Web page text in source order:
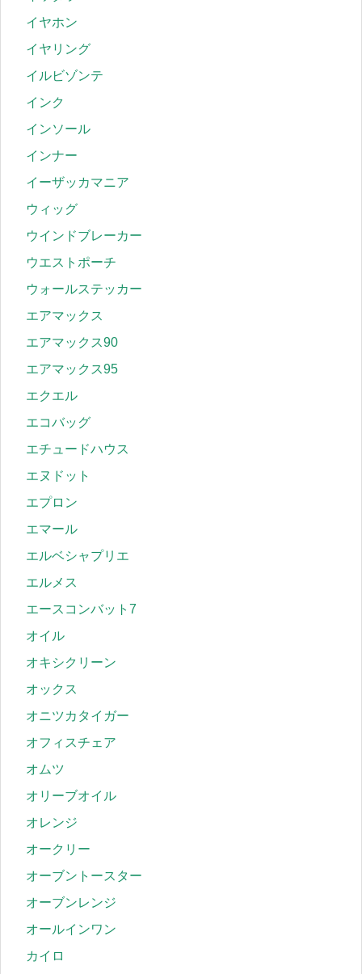
イヤホン
イヤリング
イルビゾンテ
インク
インソール
インナー
イーザッカマニア
ウィッグ
ウインドブレーカー
ウエストポーチ
ウォールステッカー
エアマックス
エアマックス90
エアマックス95
エクエル
エコバッグ
エチュードハウス
エヌドット
エプロン
エマール
エルベシャプリエ
エルメス
エースコンバット7
オイル
オキシクリーン
オックス
オニツカタイガー
オフィスチェア
オムツ
オリーブオイル
オレンジ
オークリー
オーブントースター
オーブンレンジ
オールインワン
カイロ